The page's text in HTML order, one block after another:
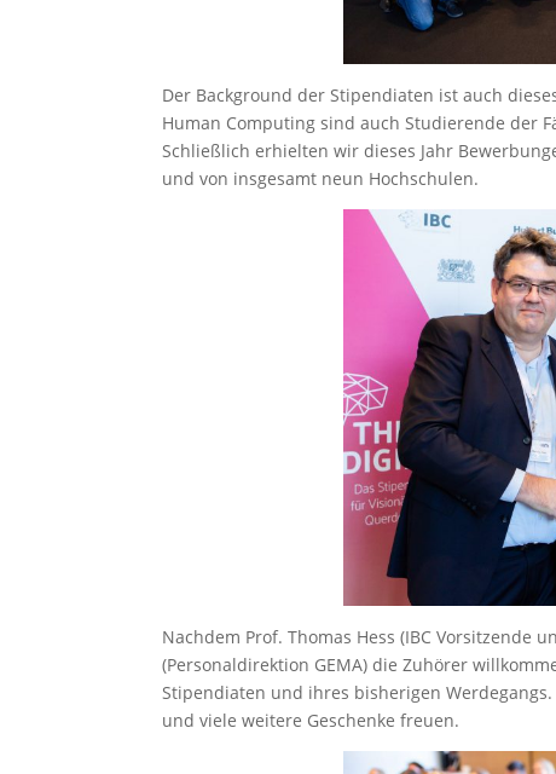
Der Background der Stipendiaten ist auch
Human Computing sind auch Studierende der
Schließlich erhielten wir dieses Jahr
und von insgesamt neun Hochschulen.
Nachdem Prof. Thomas Hess (IBC Vorsitzende
(Personaldirektion GEMA) die Zuhörer
Stipendiaten und ihres bisherigen
und viele weitere Geschenke freuen.